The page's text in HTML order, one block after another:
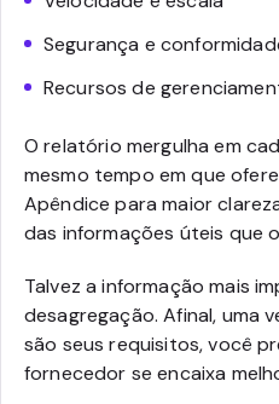
Segurança e
Recursos de
O relatório mergulha em
mesmo tempo em que
Apêndice para maior
das informações úteis que
Talvez a informação mais
desagregação. Afinal, uma
são seus requisitos, você
fornecedor se encaixa